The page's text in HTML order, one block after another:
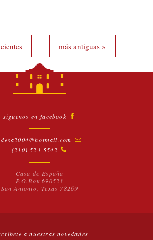
más antiguas »
síguenos en facebook
(210) 521 5542
Casa de España
P.O.Box 690523
San Antonio, Texas 78269
a nuestras novedades